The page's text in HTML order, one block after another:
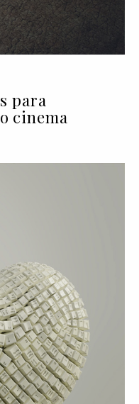
para
cinema